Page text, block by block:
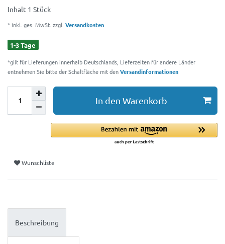
Inhalt 1 Stück
* inkl. ges. MwSt. zzgl. Versandkosten
1-3 Tage
*gilt für Lieferungen innerhalb Deutschlands, Lieferzeiten für andere Länder
entnehmen Sie bitte der Schaltfläche mit denVersandinformationen
In den Warenkorb
Wunschliste
Beschreibung